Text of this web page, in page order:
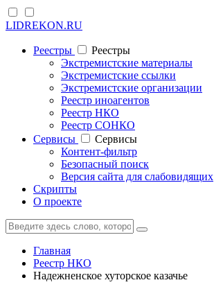
LIDREKON.RU
Реестры
Реестры
Экстремистские материалы
Экстремистские ссылки
Экстремистские организации
Реестр иноагентов
Реестр НКО
Реестр СОНКО
Cервисы
Cервисы
Контент-фильтр
Безопасный поиск
Версия сайта для слабовидящих
Скрипты
О проекте
Главная
Реестр НКО
Надежненское хуторское казачье